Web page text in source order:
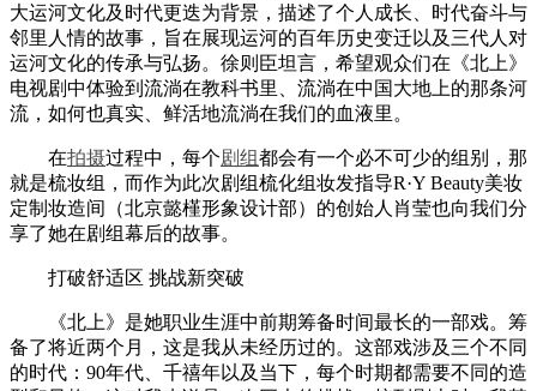
大运河文化及时代更迭为背景，描述了个人成长、时代奋斗与
邻里人情的故事，旨在展现运河的百年历史变迁以及三代人对
运河文化的传承与弘扬。徐则臣坦言，希望观众们在《北上》
电视剧中体验到流淌在教科书里、流淌在中国大地上的那条河
流，如何也真实、鲜活地流淌在我们的血液里。
在拍摄过程中，每个剧组都会有一个必不可少的组别，那
就是梳妆组，而作为此次剧组梳化组妆发指导R·Y Beauty美妆
定制妆造间（北京懿槿形象设计部）的创始人肖莹也向我们分
享了她在剧组幕后的故事。
打破舒适区 挑战新突破
《北上》是她职业生涯中前期筹备时间最长的一部戏。筹
备了将近两个月，这是我从未经历过的。这部戏涉及三个不同
的时代：90年代、千禧年以及当下，每个时期都需要不同的造